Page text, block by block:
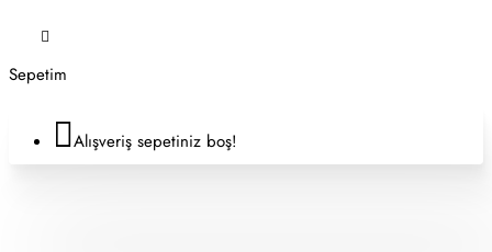
Sepetim
Alışveriş sepetiniz boş!